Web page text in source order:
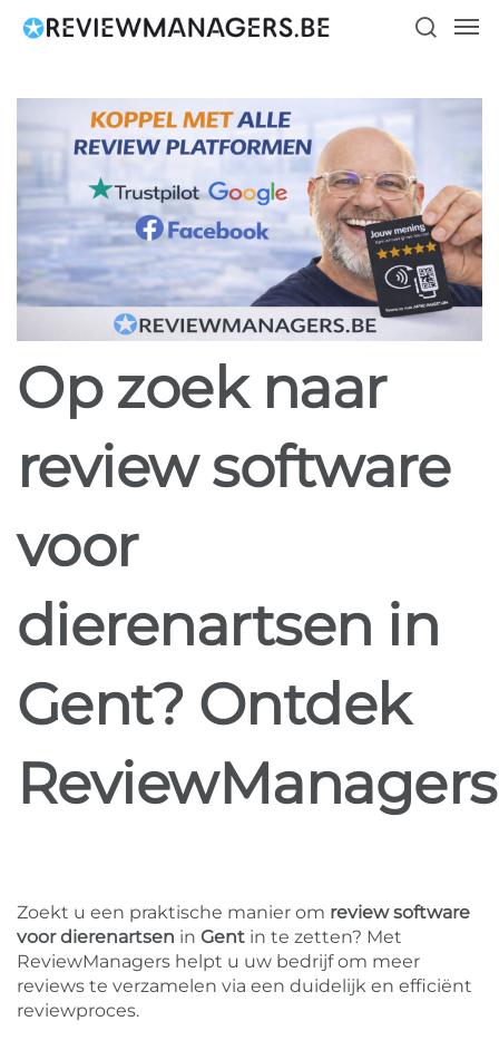
Op zoek naar
review software
voor
dierenartsen in
Gent? Ontdek
ReviewManagers
Zoekt u een praktische manier om review software
voor dierenartsen in Gent in te zetten? Met
ReviewManagers helpt u uw bedrijf om meer
reviews te verzamelen via een duidelijk en efficiënt
reviewproces.